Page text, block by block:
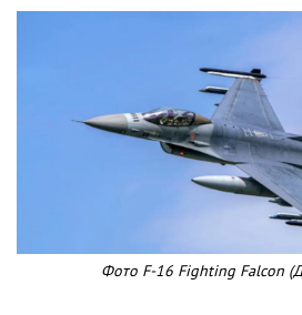
Фото F-16 Fighting Falcon